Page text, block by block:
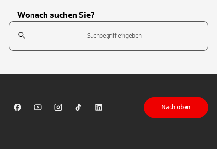
Wonach suchen Sie?
Suchfeld
Sparkasse auf Facebook
Sparkasse auf Youtube
Sparkasse auf Instagram
Sparkasse auf TikTok
Sparkasse auf LinkedIn
Nach oben